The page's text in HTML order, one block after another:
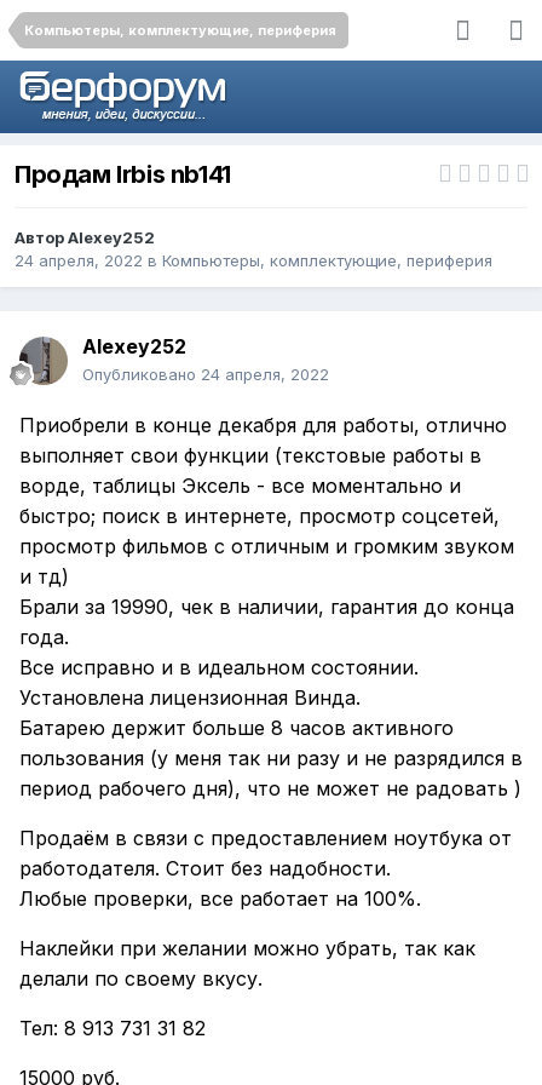
Компьютеры, комплектующие, периферия
Продам Irbis nb141
АвторAlexey252
24 апреля, 2022 в Компьютеры, комплектующие, периферия
Alexey252
Опубликовано 24 апреля, 2022
Приобрели в конце декабря для работы, отлично
выполняет свои функции (текстовые работы в
ворде, таблицы Эксель - все моментально и
быстро; поиск в интернете, просмотр соцсетей,
просмотр фильмов с отличным и громким звуком
и тд)
Брали за 19990, чек в наличии, гарантия до конца
года.
Все исправно и в идеальном состоянии.
Установлена лицензионная Винда.
Батарею держит больше 8 часов активного
пользования (у меня так ни разу и не разрядился в
период рабочего дня), что не может не радовать )
Продаём в связи с предоставлением ноутбука от
работодателя. Стоит без надобности.
Любые проверки, все работает на 100%.
Наклейки при желании можно убрать, так как
делали по своему вкусу.
Тел: 8 913 731 31 82
15000 руб.